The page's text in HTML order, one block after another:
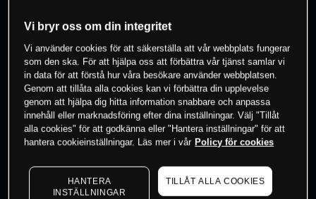
0% av kunderna har enposition i detta
instrument
Börja handla
Vi bryr oss om din integritet
Vi använder cookies för att säkerställa att vår webbplats fungerar
som den ska. För att hjälpa oss att förbättra vår tjänst samlar vi
in data för att förstå hur våra besökare använder webbplatsen.
Genom att tillåta alla cookies kan vi förbättra din upplevelse
genom att hjälpa dig hitta information snabbare och anpassa
innehåll eller marknadsföring efter dina inställningar. Välj "Tillåt
alla cookies" för att godkänna eller "Hantera inställningar" för att
hantera cookieinställningar. Läs mer i vår Policy för cookies
HANTERA
INSTÄLLNINGAR
TILLÅT ALLA COOKIES